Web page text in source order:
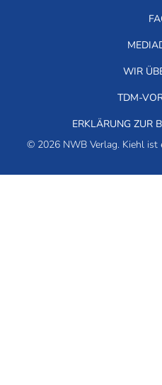
© 2026 NWB Verlag. Kiehl ist
WIR
TDM-
ERKLÄRUNG ZUR